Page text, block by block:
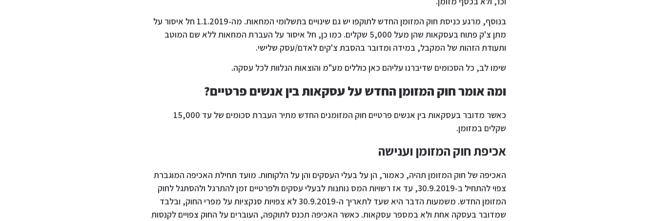
בנוסף, מרגע כניסת חוק המזומן החדש לתוקפו יש גם שינויים בתשלומי המחאות. מה-1.1.2019 חל איסור על
מתן צ'ק פתוח בעסקאות שהן מעל 5,000 שקלים. כמו כן, חל איסור על העברת המחאות ללא שם המוטב
ותעודת הזהות של המקבל, במידה ומדובר בהסבת צ'קים לאדם/עסק שלישי.
שימו לב, כל הסכומים שדיברנו עליהם כאן כוללים מע"מ והוצאות הנלוות לכל עסקה.
ומה אומר חוק המזומן החדש על עסקאות בין אנשים פרטיים?
כאשר מדובר בעסקאות בין אנשים פרטיים חוק המזומנים החדש מתיר העברת סכומים של עד 15,000
שקלים במזומן.
אכיפת חוק המזומן וענישה
האכיפה של חוק המזומן תהיה, כאמור, הן על בעלי העסקים והן על הלקוחות. מועד תחילת האכיפה המוגברת
צפוי להתחיל ב-30.9.2019, עד אז רשויות המס נותנות לבעלי עסקים ולפרטיים זמן להתרגל ולהסתגל לחוק
המזומן החדש. משמעות הדבר היא שעד לתאריך ה-30.9.2019 לא צפויות סנקציות על מפרי החוק, ובלבד
שמדובר בעסקה אחת ולא במספר עסקאות. כאשר האכיפה תכנס לתוקפה, העוברים על החוק צפויים לקנסות